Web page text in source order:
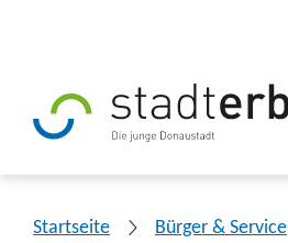
Startseite Bürger & Service